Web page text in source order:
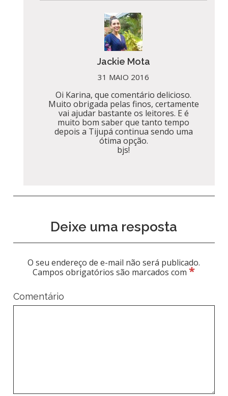
Jackie Mota
31 MAIO 2016
Oi Karina, que comentário delicioso.
Muito obrigada pelas finos, certamente
vai ajudar bastante os leitores. E é
muito bom saber que tanto tempo
depois a Tijupá continua sendo uma
ótima opção.
bjs!
Deixe uma resposta
O seu endereço de e-mail não será publicado.
Campos obrigatórios são marcados com*
Comentário